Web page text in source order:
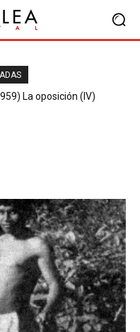
La oposición (IV)